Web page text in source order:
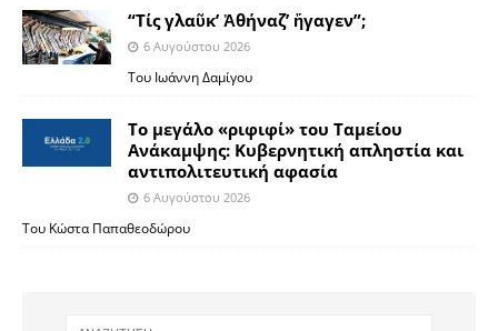
“Τίς γλαῦκ’ Ἀθήναζ’ ἤγαγεν”;
6 Αυγούστου 2026
Του Ιωάννη Δαμίγου
Το μεγάλο «ριφιφί» του Ταμείου
Ανάκαμψης: Κυβερνητική απληστία και
αντιπολιτευτική αφασία
6 Αυγούστου 2026
Του Κώστα Παπαθεοδώρου